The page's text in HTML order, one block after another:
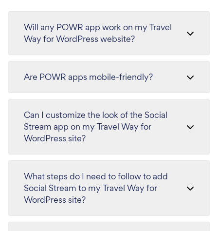
Will any POWR app work on my Travel
Way for WordPress website?
Are POWR apps mobile-friendly?
Can I customize the look of the Social
Stream app on my Travel Way for
WordPress site?
What steps do I need to follow to add
Social Stream to my Travel Way for
WordPress site?